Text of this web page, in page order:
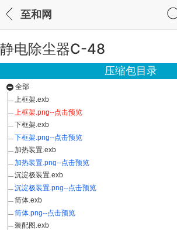
至和网
静电除尘器C-48
压缩包目录
全部
上框架.exb
上框架.png--点击预览
下框架.exb
下框架.png--点击预览
加热装置.exb
加热装置.png--点击预览
沉淀极装置.exb
沉淀极装置.png--点击预览
筒体.exb
筒体.png--点击预览
装配图.exb